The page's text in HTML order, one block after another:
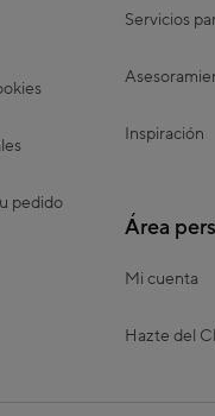
pedido
Servicios
Inspiración
Área
Mi cuenta
Hazte del